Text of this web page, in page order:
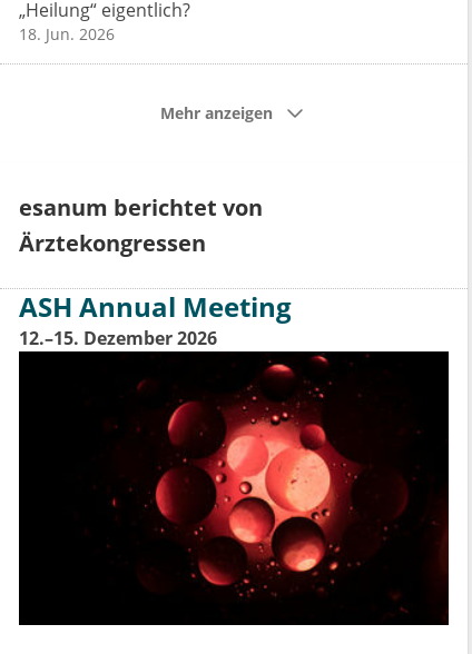
„Heilung“ eigentlich?
18. Jun. 2026
Mehr anzeigen
esanum berichtet von
Ärztekongressen
ASH Annual Meeting
12.–15. Dezember 2026